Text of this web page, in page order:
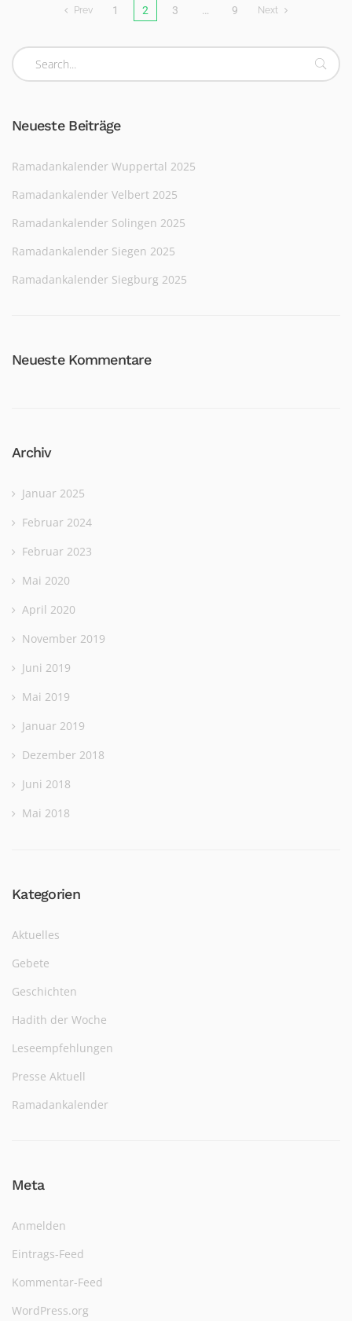
Prev 1 2 3 … 9 Next
Neueste Beiträge
Ramadankalender Wuppertal 2025
Ramadankalender Velbert 2025
Ramadankalender Solingen 2025
Ramadankalender Siegen 2025
Ramadankalender Siegburg 2025
Neueste Kommentare
Archiv
Januar 2025
Februar 2024
Februar 2023
Mai 2020
April 2020
November 2019
Juni 2019
Mai 2019
Januar 2019
Dezember 2018
Juni 2018
Mai 2018
Kategorien
Aktuelles
Gebete
Geschichten
Hadith der Woche
Leseempfehlungen
Presse Aktuell
Ramadankalender
Meta
Anmelden
Eintrags-Feed
Kommentar-Feed
WordPress.org